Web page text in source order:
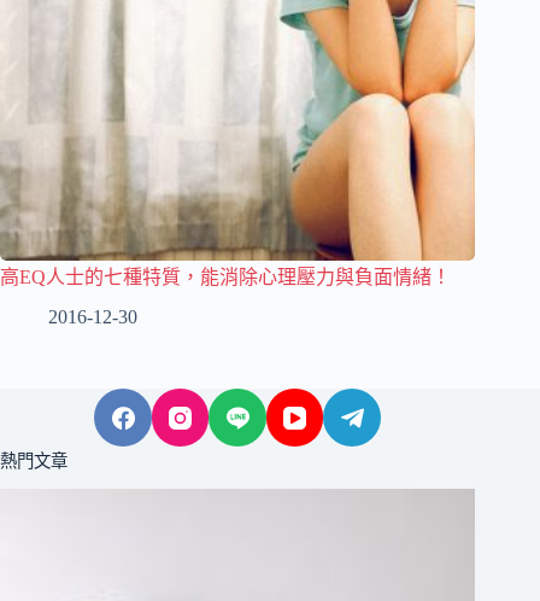
高EQ人士的七種特質，能消除心理壓力與負面情緒！
2016-12-30
熱門文章